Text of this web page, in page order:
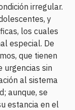
irregular.
y
los cuales
especial. De
que tienen
urgencias sin
al sistema
aunque, se
estancia en el